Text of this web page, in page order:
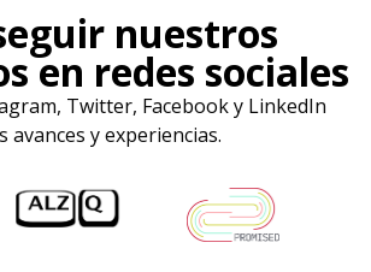
nuestros
en redes sociales
Twitter, Facebook y LinkedIn
y experiencias.